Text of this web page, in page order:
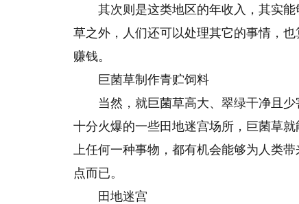
其次则是这类地区的年收入，其实
草之外，人们还可以处理其它的事情，
赚钱。
巨菌草制作青贮饲料
当然，就巨菌草高大、翠绿干净且
十分火爆的一些田地迷宫场所，巨菌草
上任何一种事物，都有机会能够为人类
点而已。
田地迷宫